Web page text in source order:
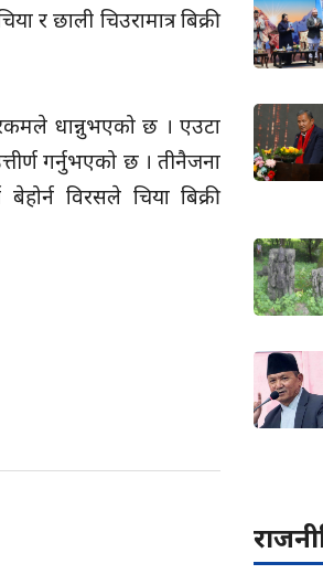
छाली चिउरामात्र बिक्री
धान्नुभएको छ । एउटा
गर्नुभएको छ । तीनैजना
विरसले चिया बिक्री